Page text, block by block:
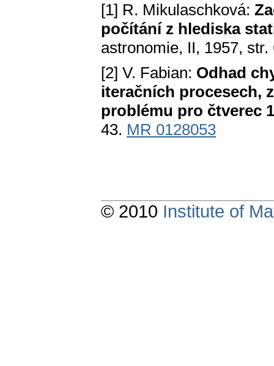
[1] R. Mikulaschková:
počítání z hlediska
astronomie, II, 1957,
[2] V. Fabian: Odhad
iteračních procesech,
problému pro čtverec
43. MR 0128053
© 2010 Institute of